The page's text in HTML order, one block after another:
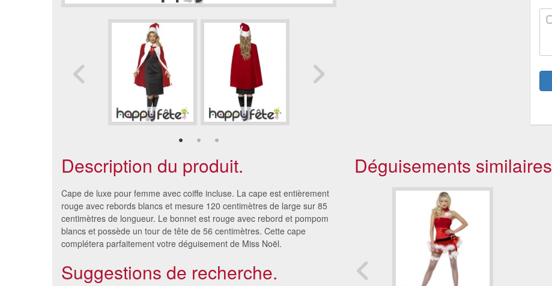
Description du produit.
Cape de luxe pour femme avec coiffe incluse. La cape est entièrement
rouge avec rebords blancs et mesure 120 centimètres de large sur 85
centimètres de longueur. Le bonnet est rouge avec rebord et pompom
blancs et possède un tour de tête de 56 centimètres. Cette cape
complétera parfaitement votre déguisement de Miss Noël.
Suggestions de recherche.
Déguisements similaires